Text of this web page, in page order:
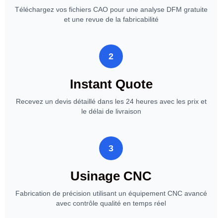
Téléchargez vos fichiers CAO pour une analyse DFM gratuite
et une revue de la fabricabilité
2
Instant Quote
Recevez un devis détaillé dans les 24 heures avec les prix et
le délai de livraison
3
Usinage CNC
Fabrication de précision utilisant un équipement CNC avancé
avec contrôle qualité en temps réel